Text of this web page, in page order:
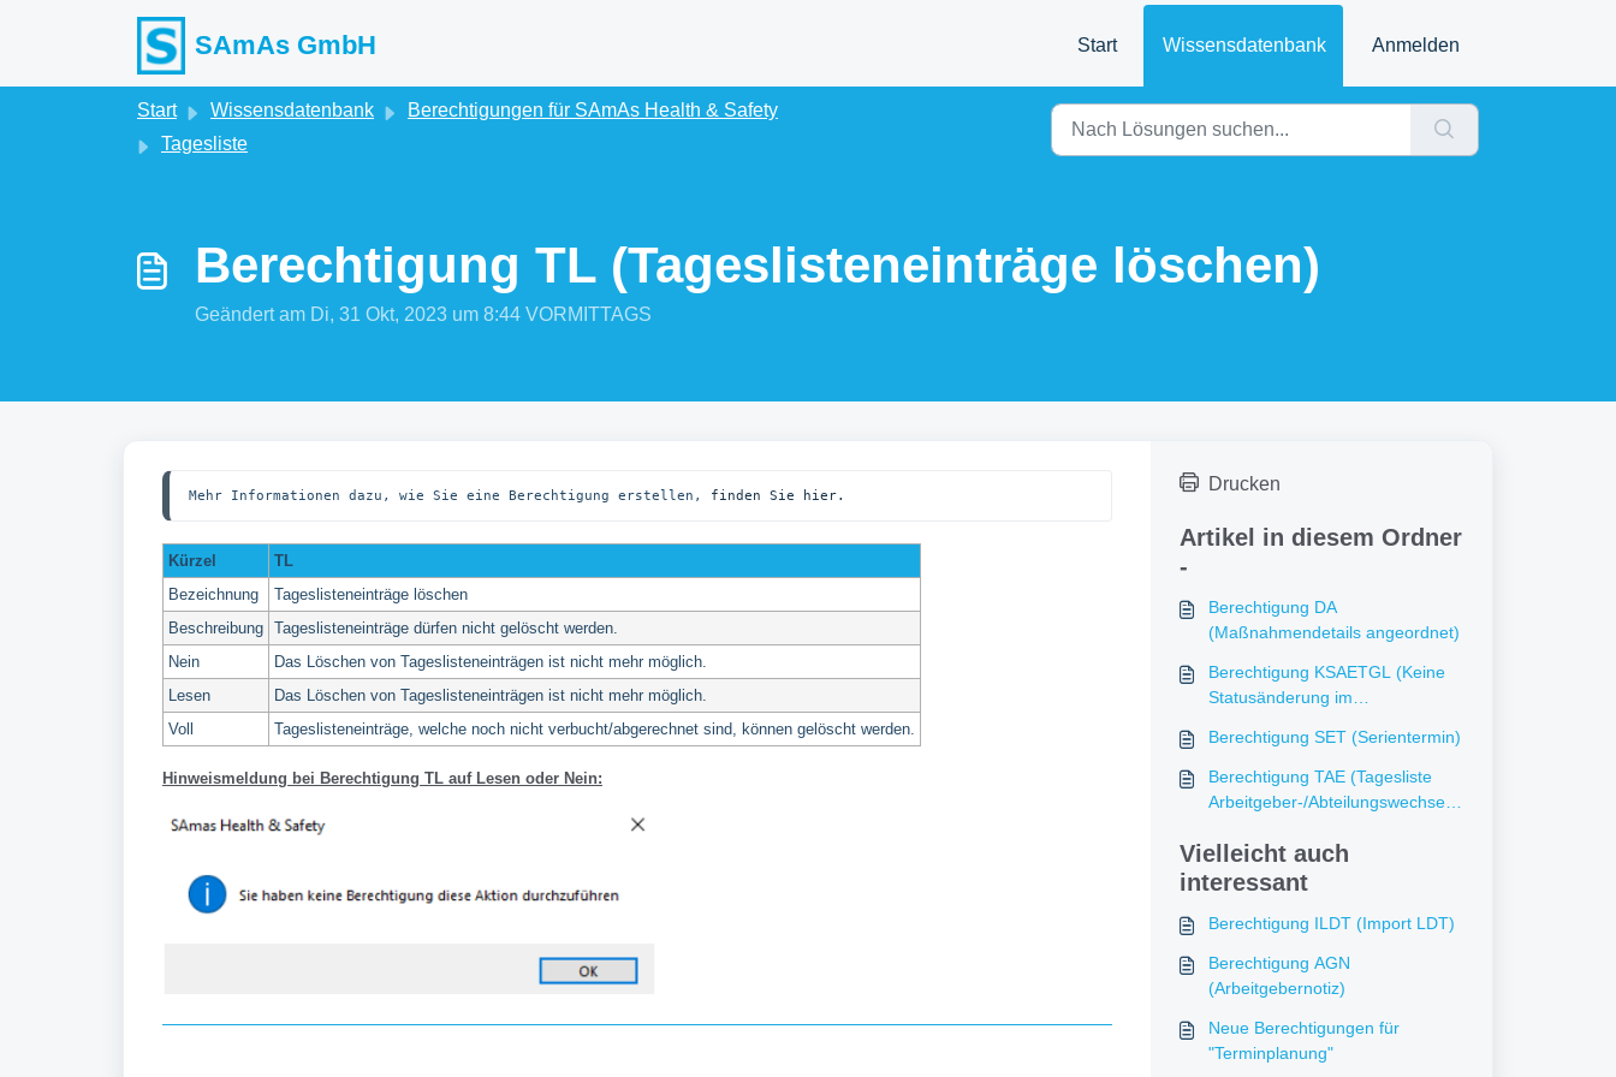
SAmAs GmbH Start Wissensdatenbank Anmelden
Start Wissensdatenbank
Berechtigungen für SAmAs Health & Safety
Tagesliste
Berechtigung TL (Tageslisteneinträge löschen)
Geändert am Di, 31 Okt, 2023 um 8:44 VORMITTAGS
Mehr Informationen dazu, wie Sie eine Berechtigung erstellen, finden Sie hier.
Kürzel
TL
Bezeichnung
Tageslisteneinträge löschen
Beschreibung Tageslisteneinträge dürfen nicht gelöscht werden.
Nein
Das Löschen von Tageslisteneinträgen ist nicht mehr möglich.
Lesen
Das Löschen von Tageslisteneinträgen ist nicht mehr möglich.
Voll
Tageslisteneinträge, welche noch nicht verbucht/abgerechnet sind, können gelöscht werden.
Hinweismeldung bei Berechtigung TL auf Lesen oder Nein:
Drucken
Artikel in diesem Ordner
-
Berechtigung DA
(Maßnahmendetails angeordnet)
Berechtigung KSAETGL (Keine
Statusänderung im
Tageslisteneintrag)
Berechtigung SET (Serientermin)
Berechtigung TAE (Tagesliste
Arbeitgeber-/Abteilungswechsel
Vielleicht auch
interessant
Berechtigung ILDT (Import LDT)
Berechtigung AGN
(Arbeitgebernotiz)
Neue Berechtigungen für
"Terminplanung"